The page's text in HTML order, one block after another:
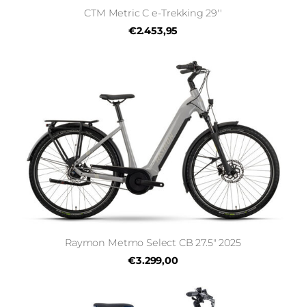
CTM Metric C e-Trekking 29''
€2.453,95
Raymon Metmo Select CB 27.5" 2025
€3.299,00